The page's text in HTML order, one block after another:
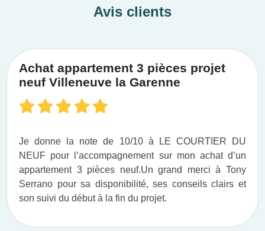
Avis clients
Achat appartement 3 pièces projet
neuf Villeneuve la Garenne
Je donne la note de 10/10 à LE COURTIER DU
NEUF pour l’accompagnement sur mon achat d’un
appartement 3 pièces neuf.​ Un grand merci à Tony
Serrano pour sa disponibilité, ses conseils clairs et
son suivi du début à la fin du projet.​